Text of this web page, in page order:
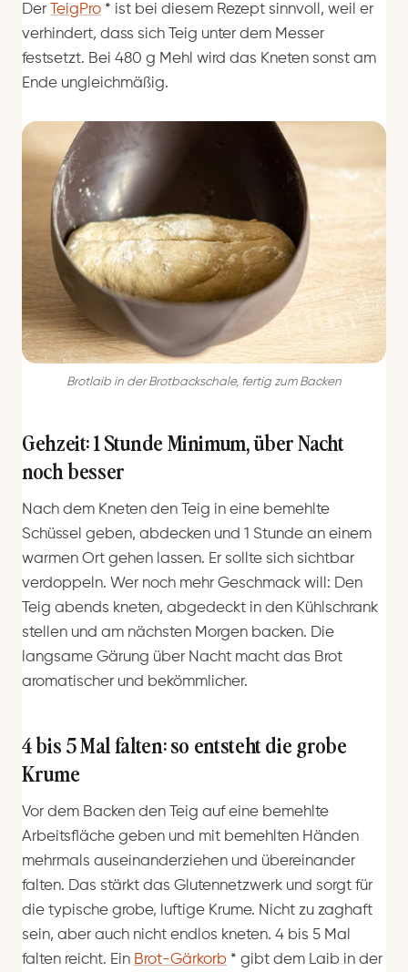
Der TeigPro * ist bei diesem Rezept sinnvoll, weil er
verhindert, dass sich Teig unter dem Messer
festsetzt. Bei 480 g Mehl wird das Kneten sonst am
Ende ungleichmäßig.
Brotlaib in der Brotbackschale, fertig zum Backen
Gehzeit: 1 Stunde Minimum, über Nacht
noch besser
Nach dem Kneten den Teig in eine bemehlte
Schüssel geben, abdecken und 1 Stunde an einem
warmen Ort gehen lassen. Er sollte sich sichtbar
verdoppeln. Wer noch mehr Geschmack will: Den
Teig abends kneten, abgedeckt in den Kühlschrank
stellen und am nächsten Morgen backen. Die
langsame Gärung über Nacht macht das Brot
aromatischer und bekömmlicher.
4 bis 5 Mal falten: so entsteht die grobe
Krume
Vor dem Backen den Teig auf eine bemehlte
Arbeitsfläche geben und mit bemehlten Händen
mehrmals auseinanderziehen und übereinander
falten. Das stärkt das Glutennetzwerk und sorgt für
die typische grobe, luftige Krume. Nicht zu zaghaft
sein, aber auch nicht endlos kneten. 4 bis 5 Mal
falten reicht. Ein Brot-Gärkorb * gibt dem Laib in der